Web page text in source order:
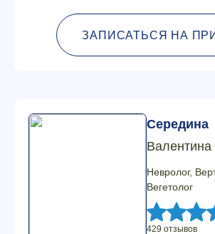
ЗАПИСАТЬСЯ НА
Середина
Невролог,
Вегетолог
429 отзывов